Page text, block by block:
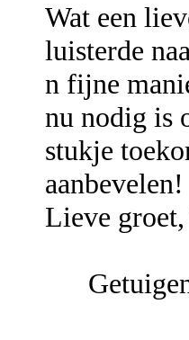
Wat een
luisterde
n fijne
nu nodig is
stukje
aanbevelen!
Lieve